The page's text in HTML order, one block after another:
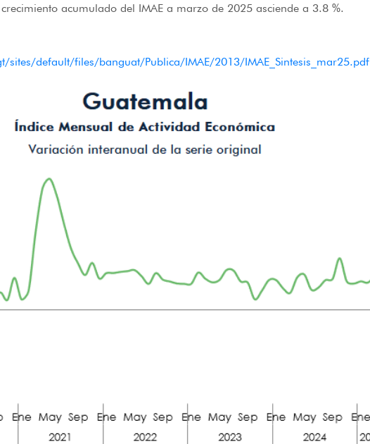
acumulado del IMAE a marzo de 2025 asciende a 3.8 %.
sites/default/files/banguat/Publica/IMAE/2013/IMAE_Sintesis_mar25.pdf